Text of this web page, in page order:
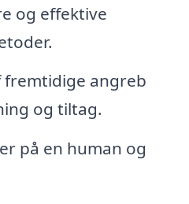
og effektive
fremtidige angreb
og tiltag.
på en human og